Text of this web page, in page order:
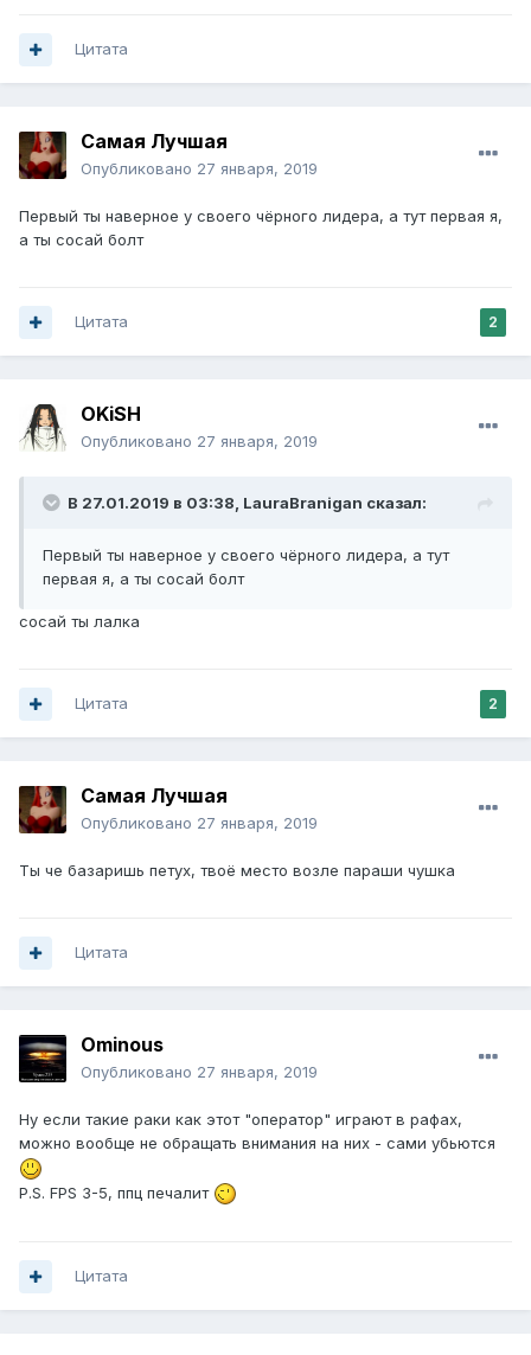
Цитата
Самая Лучшая
Опубликовано 27 января, 2019
Первый ты наверное у своего чёрного лидера, а тут первая я,
а ты сосай болт
2
Цитата
OKiSH
Опубликовано 27 января, 2019
В 27.01.2019 в 03:38, LauraBranigan сказал:
Первый ты наверное у своего чёрного лидера, а тут
первая я, а ты сосай болт
сосай ты лалка
2
Цитата
Самая Лучшая
Опубликовано 27 января, 2019
Ты че базаришь петух, твоё место возле параши чушка
Цитата
Ominous
Опубликовано 27 января, 2019
Ну если такие раки как этот "оператор" играют в рафах,
можно вообще не обращать внимания на них - сами убьются
P.S. FPS 3-5, ппц печалит
Цитата